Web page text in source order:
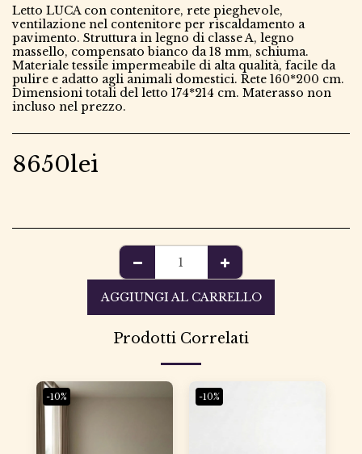
Letto LUCA con contenitore, rete pieghevole,
ventilazione nel contenitore per riscaldamento a
pavimento. Struttura in legno di classe A, legno
massello, compensato bianco da 18 mm, schiuma.
Materiale tessile impermeabile di alta qualità, facile da
pulire e adatto agli animali domestici. Rete 160*200 cm.
Dimensioni totali del letto 174*214 cm. Materasso non
incluso nel prezzo.
8650lei
AGGIUNGI AL CARRELLO
Prodotti Correlati
-10% -10%